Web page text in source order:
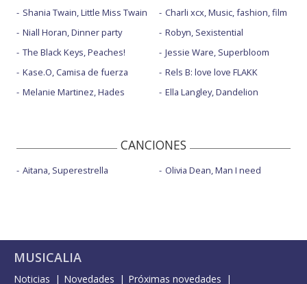
Shania Twain, Little Miss Twain
Niall Horan, Dinner party
The Black Keys, Peaches!
Kase.O, Camisa de fuerza
Melanie Martinez, Hades
Charli xcx, Music, fashion, film
Robyn, Sexistential
Jessie Ware, Superbloom
Rels B: love love FLAKK
Ella Langley, Dandelion
CANCIONES
Aitana, Superestrella Olivia Dean, Man I need
MUSICALIA
Noticias Novedades
Próximas novedades